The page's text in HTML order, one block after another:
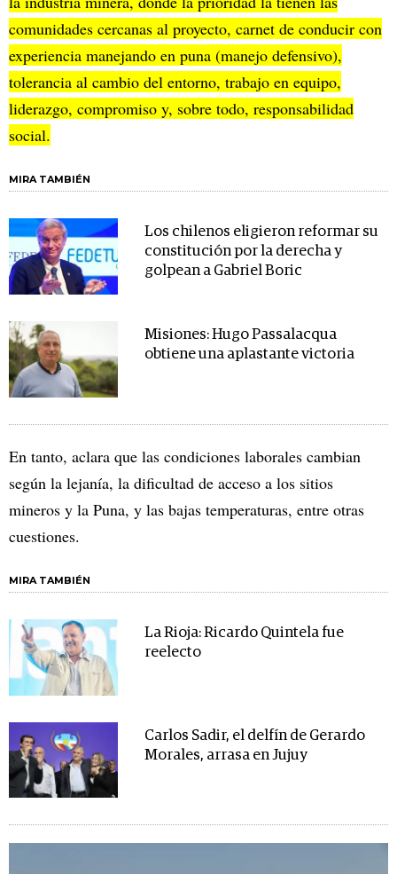
comunidades cercanas al proyecto, carnet de conducir con
experiencia manejando en puna (manejo defensivo),
tolerancia al cambio del entorno, trabajo en equipo,
liderazgo, compromiso y, sobre todo, responsabilidad
social.
MIRA TAMBIÉN
Los chilenos eligieron reformar su
constitución por la derecha y
golpean a Gabriel Boric
Misiones: Hugo Passalacqua
obtiene una aplastante victoria
En tanto, aclara que las condiciones laborales cambian
según la lejanía, la dificultad de acceso a los sitios
mineros y la Puna, y las bajas temperaturas, entre otras
cuestiones.
MIRA TAMBIÉN
La Rioja: Ricardo Quintela fue
reelecto
Carlos Sadir, el delfín de Gerardo
Morales, arrasa en Jujuy